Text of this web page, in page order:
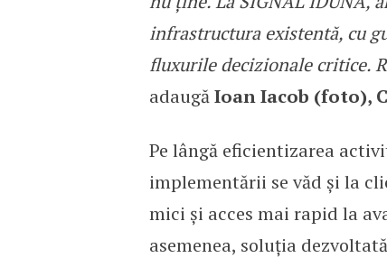
infrastructura existentă, cu
fluxurile decizionale critice.
adaugăIoan Iacob (foto),
Pe lângă eficientizarea
implementării se văd și la
mici și acces mai rapid la
asemenea, soluția